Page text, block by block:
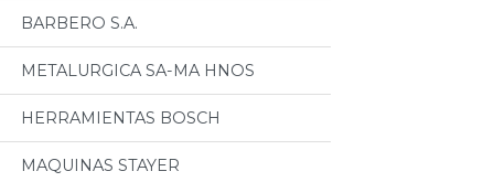
BARBERO S.A.
METALURGICA SA-MA HNOS
HERRAMIENTAS BOSCH
MAQUINAS STAYER